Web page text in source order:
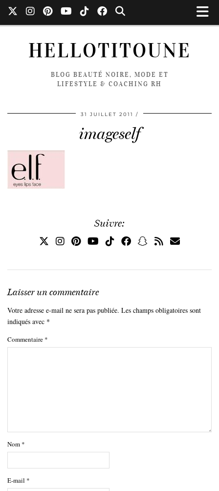
HELLOTITOUNE
BLOG BEAUTÉ NOIRE, MODE ET
LIFESTYLE & COACHING RH
31 JUILLET 2011
imageself
Suivre:
Laisser un commentaire
Votre adresse e-mail ne sera pas publiée. Les champs obligatoires sont
indiqués avec *
Commentaire *
Nom *
E-mail *